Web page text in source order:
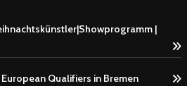
|
Qualifiers in Bremen